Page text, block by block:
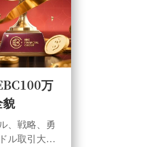
万
貌
、戦略、勇
ル取引大